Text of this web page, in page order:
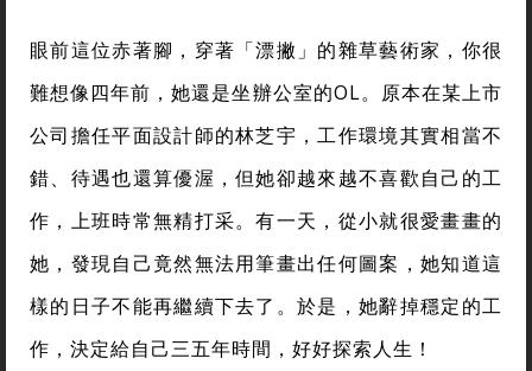
眼前這位赤著腳，穿著「漂撇」的雜草藝術家，你很
難想像四年前，她還是坐辦公室的OL。原本在某上市
公司擔任平面設計師的林芝宇，工作環境其實相當不
錯、待遇也還算優渥，但她卻越來越不喜歡自己的工
作，上班時常無精打采。有一天，從小就很愛畫畫的
她，發現自己竟然無法用筆畫出任何圖案，她知道這
樣的日子不能再繼續下去了。於是，她辭掉穩定的工
作，決定給自己三五年時間，好好探索人生！